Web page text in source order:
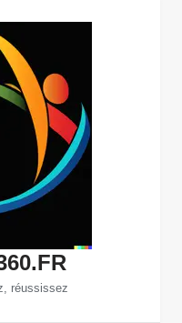
réussissez